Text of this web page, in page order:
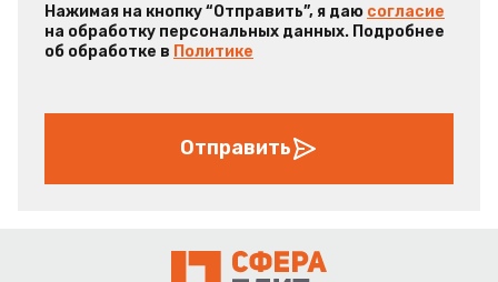
Нажимая на кнопку “Отправить”, я даю согласие
на обработку персональных данных. Подробнее
об обработке в Политике
Отправить